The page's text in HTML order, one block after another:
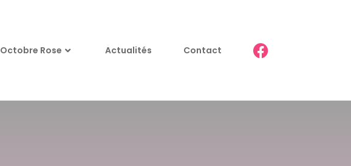
Octobre Rose Actualités Contact